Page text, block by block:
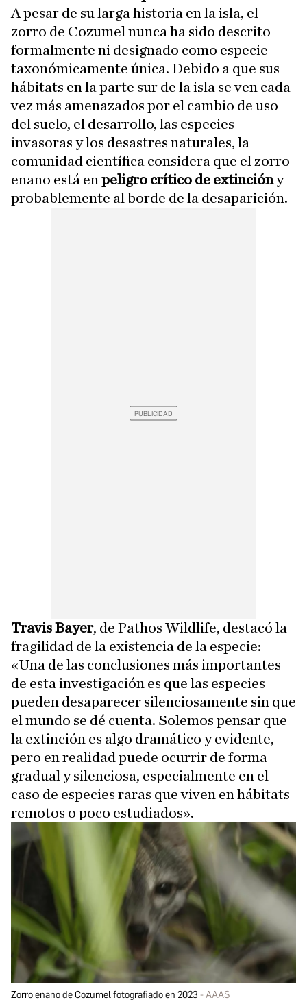
A pesar de su larga historia en la isla, el
zorro de Cozumel nunca ha sido descrito
formalmente ni designado como especie
taxonómicamente única. Debido a que sus
hábitats en la parte sur de la isla se ven cada
vez más amenazados por el cambio de uso
del suelo, el desarrollo, las especies
invasoras y los desastres naturales, la
comunidad científica considera que el zorro
enano está en peligro crítico de extincióny
probablemente al borde de la desaparición.
Travis Bayer, de Pathos Wildlife, destacó la
fragilidad de la existencia de la especie:
«Una de las conclusiones más importantes
de esta investigación es que las especies
pueden desaparecer silenciosamente sin que
el mundo se dé cuenta. Solemos pensar que
la extinción es algo dramático y evidente,
pero en realidad puede ocurrir de forma
gradual y silenciosa, especialmente en el
caso de especies raras que viven en hábitats
remotos o poco estudiados».
Zorro enano de Cozumel fotografiado en 2023 AAAS